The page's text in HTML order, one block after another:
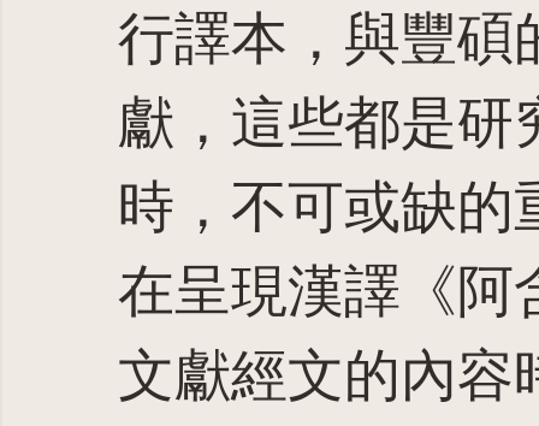
行譯本，與豐碩
獻，這些都是研
時，不可或缺的
在呈現漢譯《阿
文獻經文的內容